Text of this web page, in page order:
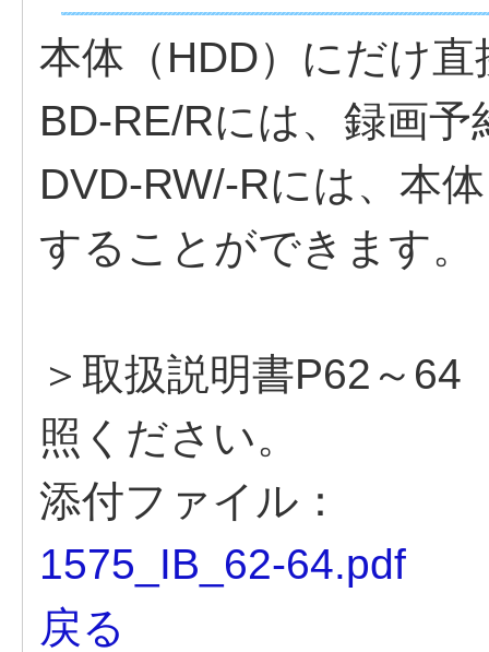
本体（HDD）にだけ
BD-RE/Rには、録画
DVD-RW/-Rには、本
することができます。
＞取扱説明書P62～64
照ください。
添付ファイル：
1575_IB_62-64.pdf
戻る